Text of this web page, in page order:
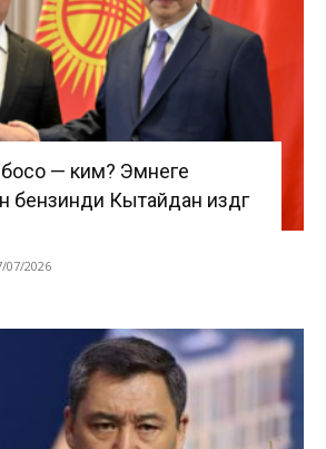
— ким? Эмнеге
Кытайдан издөөгө
07/2026